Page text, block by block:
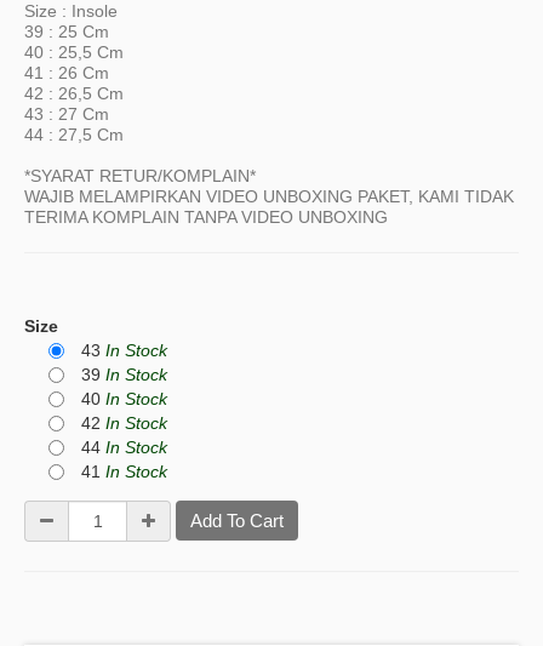
Size : Insole
39 : 25 Cm
40 : 25,5 Cm
41 : 26 Cm
42 : 26,5 Cm
43 : 27 Cm
44 : 27,5 Cm
*SYARAT RETUR/KOMPLAIN*
WAJIB MELAMPIRKAN VIDEO UNBOXING PAKET, KAMI TIDAK
TERIMA KOMPLAIN TANPA VIDEO UNBOXING
Size
43 In Stock
39 In Stock
40 In Stock
42 In Stock
44 In Stock
41 In Stock
Add To Cart